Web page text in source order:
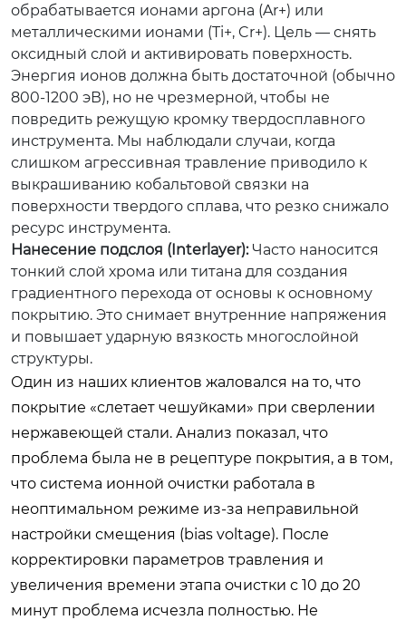
обрабатывается ионами аргона (Ar+) или
металлическими ионами (Ti+, Cr+). Цель — снять
оксидный слой и активировать поверхность.
Энергия ионов должна быть достаточной (обычно
800-1200 эВ), но не чрезмерной, чтобы не
повредить режущую кромку твердосплавного
инструмента. Мы наблюдали случаи, когда
слишком агрессивная травление приводило к
выкрашиванию кобальтовой связки на
поверхности твердого сплава, что резко снижало
ресурс инструмента.
Нанесение подслоя (Interlayer):Часто наносится
тонкий слой хрома или титана для создания
градиентного перехода от основы к основному
покрытию. Это снимает внутренние напряжения
и повышает ударную вязкость многослойной
структуры.
Один из наших клиентов жаловался на то, что
покрытие «слетает чешуйками» при сверлении
нержавеющей стали. Анализ показал, что
проблема была не в рецептуре покрытия, а в том,
что система ионной очистки работала в
неоптимальном режиме из-за неправильной
настройки смещения (bias voltage). После
корректировки параметров травления и
увеличения времени этапа очистки с 10 до 20
минут проблема исчезла полностью. Не